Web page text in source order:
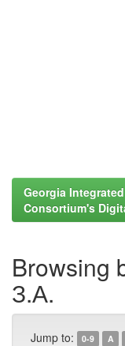
Georgia
Consortium's
Browsing
З.А.
Jump to: 0-9 A